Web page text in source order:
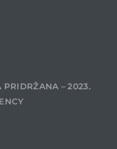
PRIDRŽANA – 2023.